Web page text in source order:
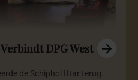
DPG West
de Schiphol Iftar terug.